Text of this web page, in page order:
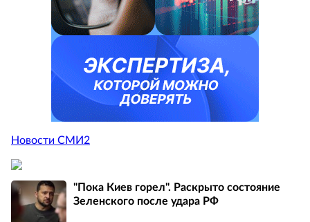
Новости СМИ2
"Пока Киев горел". Раскрыто состояние
Зеленского после удара РФ